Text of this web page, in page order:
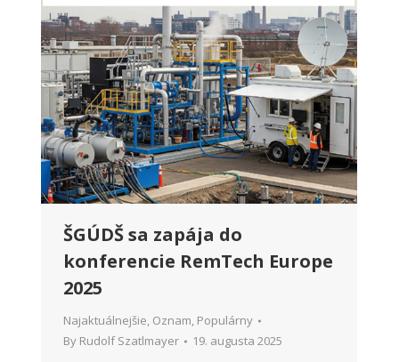
ŠGÚDŠ sa zapája do
konferencie RemTech Europe
2025
Najaktuálnejšie, Oznam, Populárny
By Rudolf Szatlmayer 19. augusta 2025